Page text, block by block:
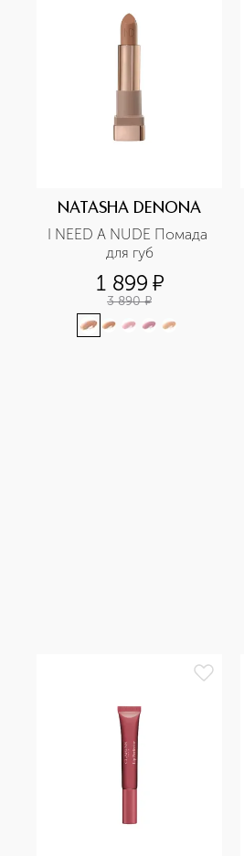
NATASHA DENONA
I NEED A NUDE Помада
для губ
1 899 ¤
3 890 ¤